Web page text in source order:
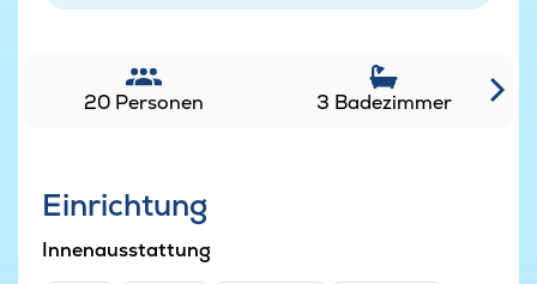
20 Personen 3 Badezimmer
Einrichtung
Innenausstattung